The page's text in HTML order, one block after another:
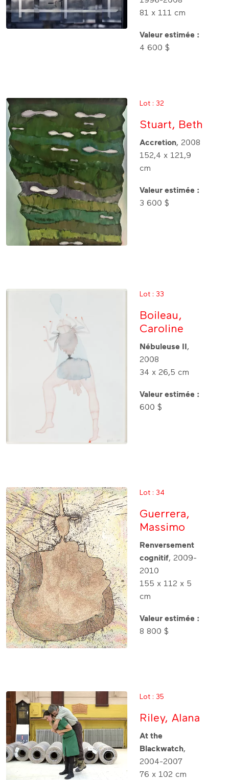
81 x 111 cm
Valeur estimée :
4 600 $
Lot : 32
Stuart, Beth
Accretion, 2008
152,4 x 121,9
cm
Valeur estimée :
3 600 $
Lot : 33
Boileau,
Caroline
Nébuleuse II ,
2008
34 x 26,5 cm
Valeur estimée :
600 $
Lot : 34
Guerrera,
Massimo
Renversement
cognitif, 2009-
2010
155 x 112 x 5
cm
Valeur estimée :
8 800 $
Lot : 35
Riley, Alana
At the
Blackwatch,
2004-2007
76 x 102 cm